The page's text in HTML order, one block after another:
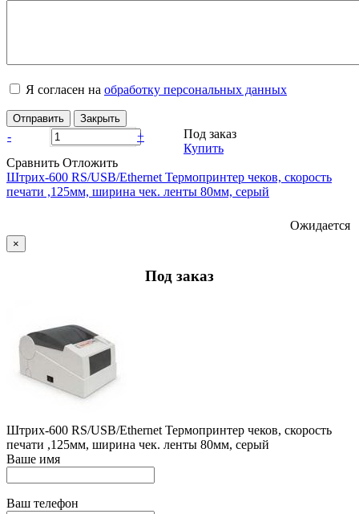
Я согласен на обработку персональных данных
Отправить Закрыть
- +
Под заказ
Купить
Сравнить Отложить
Штрих-600 RS/USB/Ethernet Термопринтер чеков, скорость
печати ,125мм, ширина чек. ленты 80мм, серый
Ожидается
×
Под заказ
Штрих-600 RS/USB/Ethernet Термопринтер чеков, скорость
печати ,125мм, ширина чек. ленты 80мм, серый
Ваше имя
Ваш телефон